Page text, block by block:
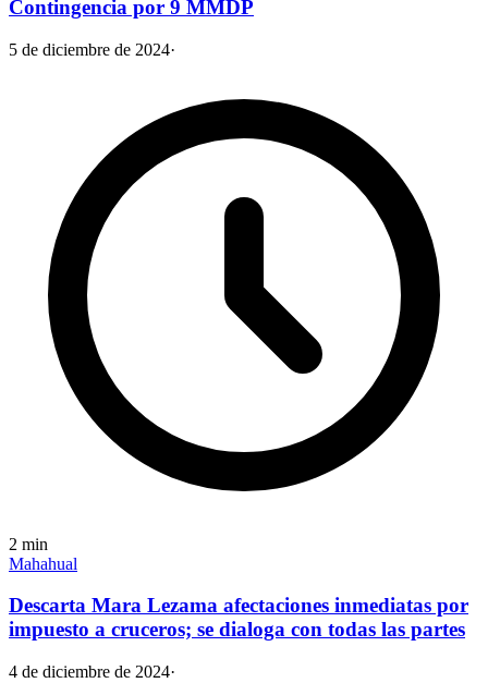
Contingencia por 9 MMDP
5 de diciembre de 2024·
2 min
Mahahual
Descarta Mara Lezama afectaciones inmediatas por
impuesto a cruceros; se dialoga con todas las partes
4 de diciembre de 2024·